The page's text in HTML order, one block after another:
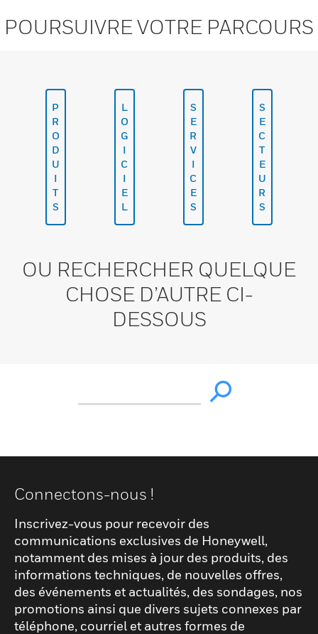
POURSUIVRE VOTRE PARCOURS
P
R
O
D
U
I
T
S
L
O
G
I
C
I
E
L
S
E
R
V
I
C
E
S
S
E
C
T
E
U
R
S
OU RECHERCHER QUELQUE
CHOSE D’AUTRE CI-
DESSOUS
Connectons-nous !
Inscrivez-vous pour recevoir des
communications exclusives de Honeywell,
notamment des mises à jour des produits, des
informations techniques, de nouvelles offres,
des événements et actualités, des sondages, nos
promotions ainsi que divers sujets connexes par
téléphone, courriel et autres formes de